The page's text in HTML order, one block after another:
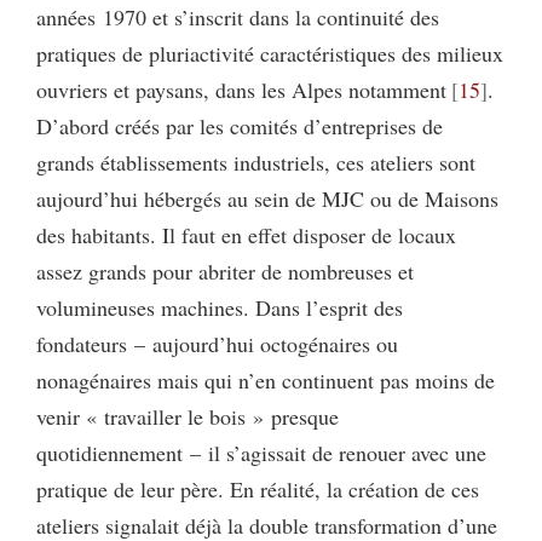
années 1970 et s’inscrit dans la continuité des
pratiques de pluriactivité caractéristiques des milieux
ouvriers et paysans, dans les Alpes notamment 15 .
D’abord créés par les comités d’entreprises de
grands établissements industriels, ces ateliers sont
aujourd’hui hébergés au sein de MJC ou de Maisons
des habitants. Il faut en effet disposer de locaux
assez grands pour abriter de nombreuses et
volumineuses machines. Dans l’esprit des
fondateurs – aujourd’hui octogénaires ou
nonagénaires mais qui n’en continuent pas moins de
venir « travailler le bois » presque
quotidiennement – il s’agissait de renouer avec une
pratique de leur père. En réalité, la création de ces
ateliers signalait déjà la double transformation d’une